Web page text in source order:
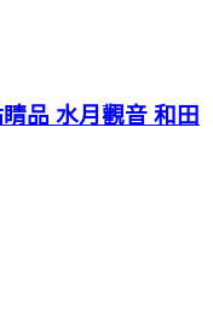
品 水月觀音 和田